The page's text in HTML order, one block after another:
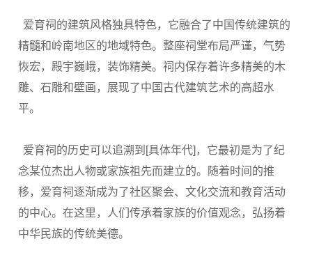
爱育祠的建筑风格独具特色，它融合了中国传统建筑的
精髓和岭南地区的地域特色。整座祠堂布局严谨，气势
恢宏，殿宇巍峨，装饰精美。祠内保存着许多精美的木
雕、石雕和壁画，展现了中国古代建筑艺术的高超水
平。
爱育祠的历史可以追溯到 [具体年代] ，它最初是为了纪
念某位杰出人物或家族祖先而建立的。随着时间的推
移，爱育祠逐渐成为了社区聚会、文化交流和教育活动
的中心。在这里，人们传承着家族的价值观念，弘扬着
中华民族的传统美德。